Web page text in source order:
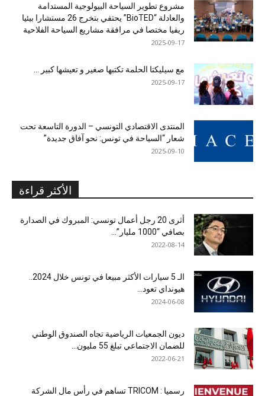
مشروع تطوير السياحة البيولوجية المستدامة
والعادلة “BioTED” يحتفي بتخرج 26 مستشارا بيئيا
ريفيا مختصا في مرافقة مشاريع السياحة الفلاحية
2025-09-17
مع سيليكتا الحلمة تكتبها صغير و تعيشها كبير …
2025-09-17
المنتدى الاقتصادي التونسي – الدورة التاسعة تحت
شعار “السياحة في تونس: نحو آفاق جديدة”
2025-09-10
الأكثر قراءة
أثرى 20 رجل أعمال تونسي: المبروك في الصدارة
بصافي “1000 مليار”...
2022-08-14
هيونداي تعود...
2024-06-08
ديون الجمعيات الرياضية تجاه الصندوق الوطني
للضمان الاجتماعي تبلغ 55 مليون...
2022-06-21
رسميا : TRICOM تساهم في رأس مال الشركة